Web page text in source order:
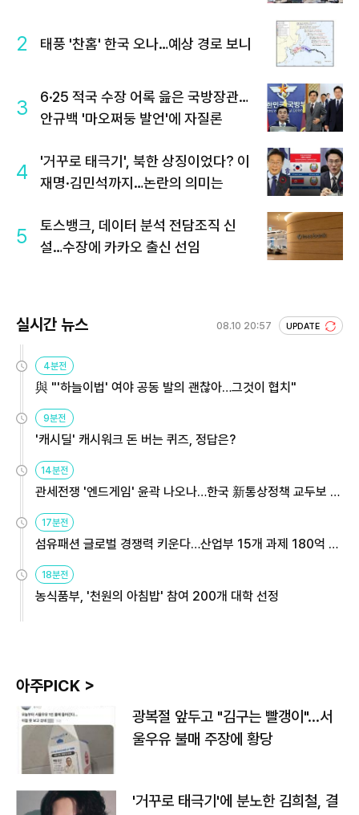
2 태풍 '찬홈' 한국 오나…예상 경로 보니
3
6·25 적국 수장 어록 읊은 국방장관…
안규백 '마오쩌둥 발언'에 자질론
4
'거꾸로 태극기', 북한 상징이었다? 이
재명·김민석까지…논란의 의미는
5
토스뱅크, 데이터 분석 전담조직 신
설…수장에 카카오 출신 선임
실시간 뉴스 08.10 20:57 UPDATE
4분전
與 "'하늘이법' 여야 공동 발의 괜찮아…그것이 협치"
9분전
'캐시딜' 캐시워크 돈 버는 퀴즈, 정답은?
14분전
관세전쟁 '엔드게임' 윤곽 나오나…한국 新통상정책 교두보 활
용해야
17분전
섬유패션 글로벌 경쟁력 키운다…산업부 15개 과제 180억 지
원
18분전
농식품부, '천원의 아침밥' 참여 200개 대학 선정
아주PICK >
광복절 앞두고 "김구는 빨갱이"…서
울우유 불매 주장에 황당
'거꾸로 태극기'에 분노한 김희철, 결